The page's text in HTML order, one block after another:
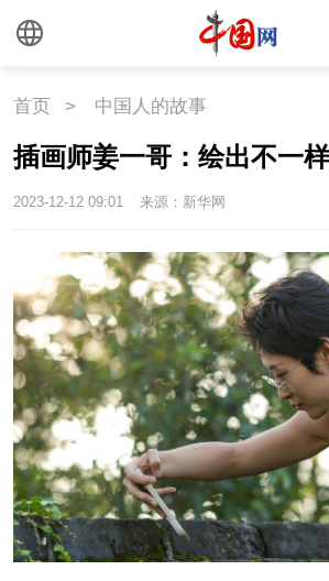
首页 > 中国人的故事
插画师姜一哥：绘出不一
2023-12-12 09:01 来源：新华网